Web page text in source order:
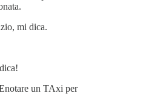
mi dica.
un TAxi per